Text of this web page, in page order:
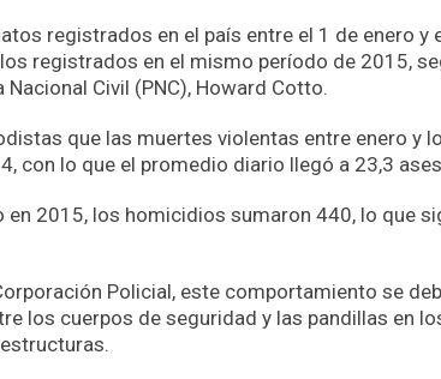
registrados en el país entre el 1 de enero
registrados en el mismo período de 2015,
Civil (PNC), Howard Cotto.
que las muertes violentas entre enero y
con lo que el promedio diario llegó a 23,3
en 2015, los homicidios sumaron 440, lo que
Policial, este comportamiento se
los cuerpos de seguridad y las pandillas en